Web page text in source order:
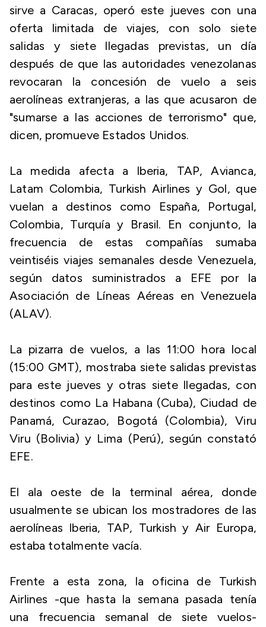
sirve a Caracas, operó este jueves con una
oferta limitada de viajes, con solo siete
salidas y siete llegadas previstas, un día
después de que las autoridades venezolanas
revocaran la concesión de vuelo a seis
aerolíneas extranjeras, a las que acusaron de
"sumarse a las acciones de terrorismo" que,
dicen, promueve Estados Unidos.
La medida afecta a Iberia, TAP, Avianca,
Latam Colombia, Turkish Airlines y Gol, que
vuelan a destinos como España, Portugal,
Colombia, Turquía y Brasil. En conjunto, la
frecuencia de estas compañías sumaba
veintiséis viajes semanales desde Venezuela,
según datos suministrados a EFE por la
Asociación de Líneas Aéreas en Venezuela
(ALAV).
La pizarra de vuelos, a las 11:00 hora local
(15:00 GMT), mostraba siete salidas previstas
para este jueves y otras siete llegadas, con
destinos como La Habana (Cuba), Ciudad de
Panamá, Curazao, Bogotá (Colombia), Viru
Viru (Bolivia) y Lima (Perú), según constató
EFE.
El ala oeste de la terminal aérea, donde
usualmente se ubican los mostradores de las
aerolíneas Iberia, TAP, Turkish y Air Europa,
estaba totalmente vacía.
Frente a esta zona, la oficina de Turkish
Airlines -que hasta la semana pasada tenía
una frecuencia semanal de siete vuelos-